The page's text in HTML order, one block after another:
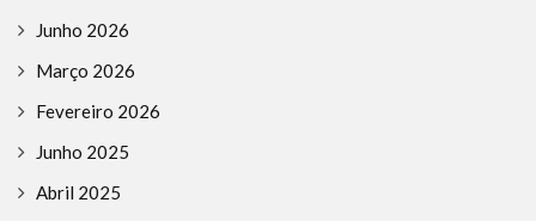
Junho 2026
Março 2026
Fevereiro 2026
Junho 2025
Abril 2025